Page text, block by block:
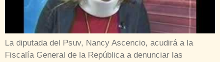
La diputada del Psuv, Nancy Ascencio, acudirá a la
Fiscalía General de la República a denunciar las